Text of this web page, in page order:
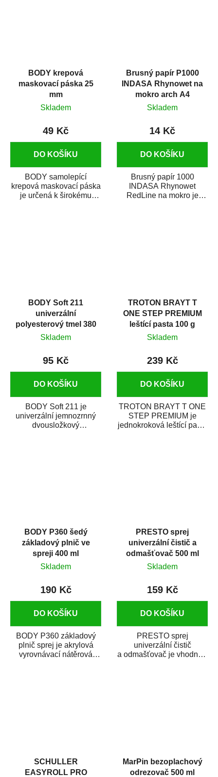
BODY krepová
maskovací páska 25
mm
Skladem
49 Kč
DO KOŠÍKU
BODY samolepící
krepová maskovací páska
je určená k širokému
Brusný papír P1000
INDASA Rhynowet na
mokro arch A4
Skladem
14 Kč
DO KOŠÍKU
Brusný papír 1000
INDASA Rhynowet
RedLine na mokro je
BODY Soft 211
univerzální
polyesterový tmel 380
g
Skladem
95 Kč
DO KOŠÍKU
BODY Soft 211 je
univerzální jemnozrnný
dvousložkový
TROTON BRAYT T
ONE STEP PREMIUM
leštící pasta 100 g
Skladem
239 Kč
DO KOŠÍKU
TROTON BRAYT T ONE
STEP PREMIUM je
jednokroková leštící pasta
BODY P360 šedý
základový plnič ve
spreji 400 ml
Skladem
190 Kč
DO KOŠÍKU
BODY P360 základový
plnič sprej je akrylová
vyrovnávací nátěrová
PRESTO sprej
univerzální čistič a
odmašťovač 500 ml
Skladem
159 Kč
DO KOŠÍKU
PRESTO sprej
univerzální čistič
a odmašťovač je vhodný k
SCHULLER
EASYROLL PRO
MarPin bezoplachový
odrezovač 500 ml